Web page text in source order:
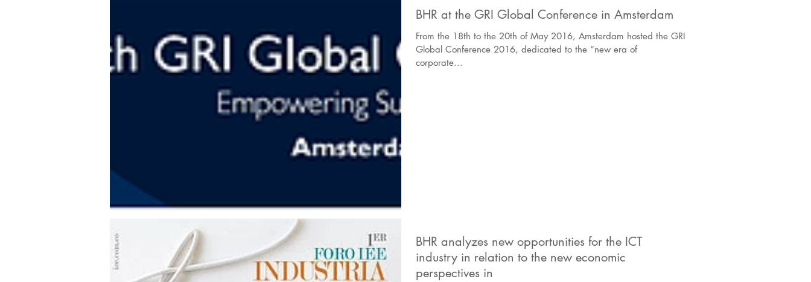
BHR at the GRI Global Conference in Amsterdam
From the 18th to the 20th of May 2016, Amsterdam hosted the GRI
Global Conference 2016, dedicated to the “new era of
corporate...
BHR analyzes new opportunities for the ICT
industry in relation to the new economic
perspectives in